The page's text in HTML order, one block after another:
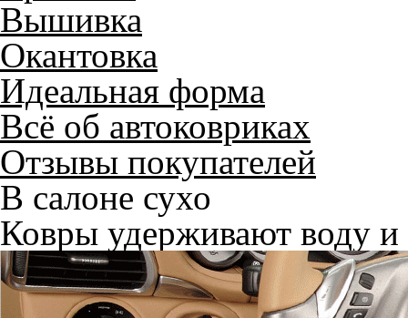
Вышивка
Окантовка
Идеальная форма
Всё об автоковриках
Отзывы покупателей
В салоне сухо
Ковры удерживают воду и